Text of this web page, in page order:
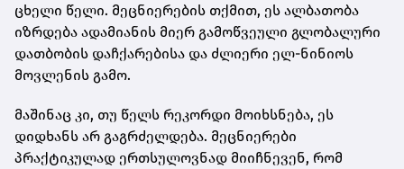
ცხელი წელი. მეცნიერების თქმით, ეს ალბათობა
იზრდება ადამიანის მიერ გამოწვეული გლობალური
დათბობის დაჩქარებისა და ძლიერი ელ-ნინიოს
მოვლენის გამო.
მაშინაც კი, თუ წელს რეკორდი მოიხსნება, ეს
დიდხანს არ გაგრძელდება. მეცნიერები
პრაქტიკულად ერთსულოვნად მიიჩნევენ, რომ